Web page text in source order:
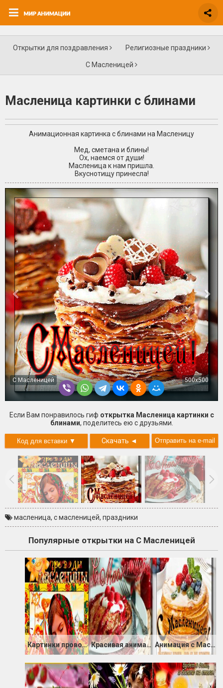
Открытки для поздравления Религиозные праздники
С Масленицей
Масленица картинки с блинами
Анимационная картинка с блинами на Масленицу
Мед, сметана и блины!
Ох, наемся от души!
Масленица к нам пришла.
Вкуснотищу принесла!
С Масленицей 500x500
Если Вам понравилось гиф открытка Масленица картинки с
блинами, поделитесь ею с друзьями.
Скачать ◄
масленица, с масленицей, праздники
Популярные открытки на С Масленицей
Картинки проводы Масленицы Красивая анимация с Масленицей Анимация с Масленицей